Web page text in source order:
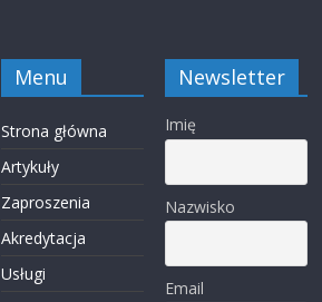
Menu
Strona główna
Artykuły
Zaproszenia
Akredytacja
Usługi
Newsletter
Imię
Nazwisko
Email